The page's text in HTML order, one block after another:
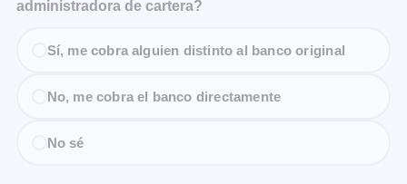
administradora de cartera?
Sí, me cobra alguien distinto al banco original
No, me cobra el banco directamente
No sé